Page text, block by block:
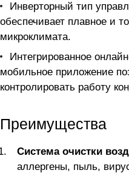
Инверторный тип
обеспечивает плавное и
микроклимата.
Интегрированное
мобильное приложение
контролировать работу
Преимущества
Система очистки
аллергены, пыль,